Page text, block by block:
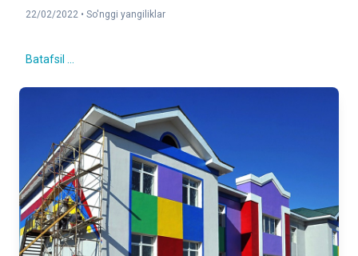
22/02/2022 • So'nggi yangiliklar
Batafsil ...